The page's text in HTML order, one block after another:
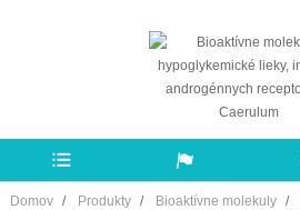
Domov Produkty Bioaktívne molekuly